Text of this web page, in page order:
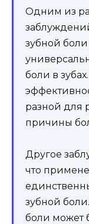
Одним из
зубной
боли в
разной для
причины
Другое
что
зубной
боли может